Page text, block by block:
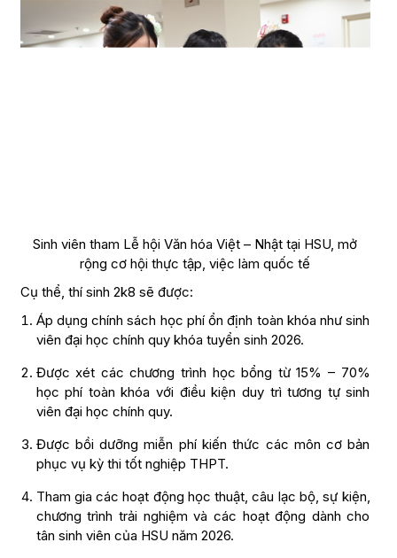
Sinh viên tham Lễ hội Văn hóa Việt – Nhật tại HSU, mở
rộng cơ hội thực tập, việc làm quốc tế
Cụ thể, thí sinh 2k8 sẽ được:
Áp dụng chính sách học phí ổn định toàn khóa như sinh
viên đại học chính quy khóa tuyển sinh 2026.
Được xét các chương trình học bổng từ 15% – 70%
học phí toàn khóa với điều kiện duy trì tương tự sinh
viên đại học chính quy.
Được bồi dưỡng miễn phí kiến thức các môn cơ bản
phục vụ kỳ thi tốt nghiệp THPT.
Tham gia các hoạt động học thuật, câu lạc bộ, sự kiện,
chương trình trải nghiệm và các hoạt động dành cho
tân sinh viên của HSU năm 2026.